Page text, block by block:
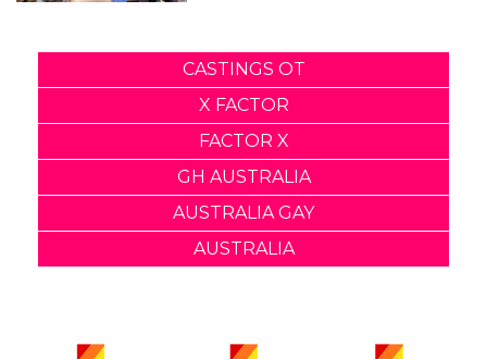
CASTINGS OT
X FACTOR
FACTOR X
GH AUSTRALIA
AUSTRALIA GAY
AUSTRALIA